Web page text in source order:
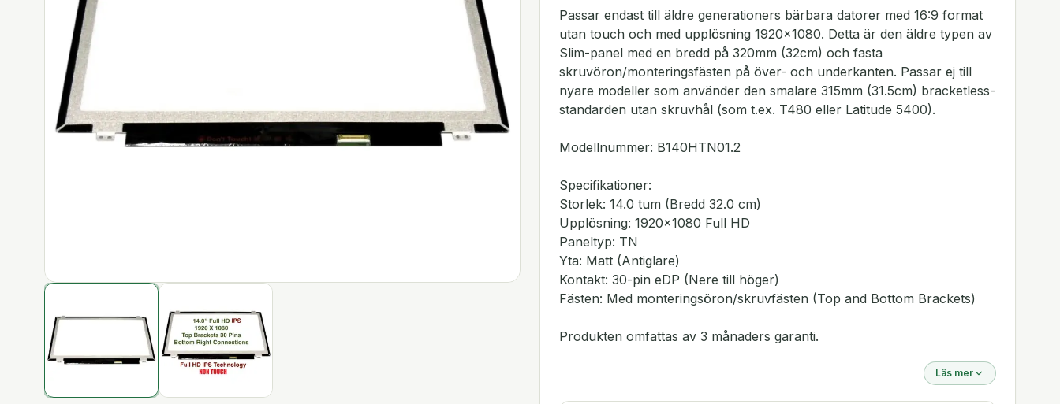
Passar endast till äldre generationers bärbara datorer med 16:9 format
utan touch och med upplösning 1920x1080. Detta är den äldre typen av
Slim-panel med en bredd på 320mm (32cm) och fasta
skruvöron/monteringsfästen på över- och underkanten. Passar ej till
nyare modeller som använder den smalare 315mm (31.5cm) bracketless-
standarden utan skruvhål (som t.ex. T480 eller Latitude 5400).
Modellnummer: B140HTN01.2
Specifikationer:
Storlek: 14.0 tum (Bredd 32.0 cm)
Upplösning: 1920x1080 Full HD
Paneltyp: TN
Yta: Matt (Antiglare)
Kontakt: 30-pin eDP (Nere till höger)
Fästen: Med monteringsöron/skruvfästen (Top and Bottom Brackets)
Produkten omfattas av 3 månaders garanti.
Läs mer